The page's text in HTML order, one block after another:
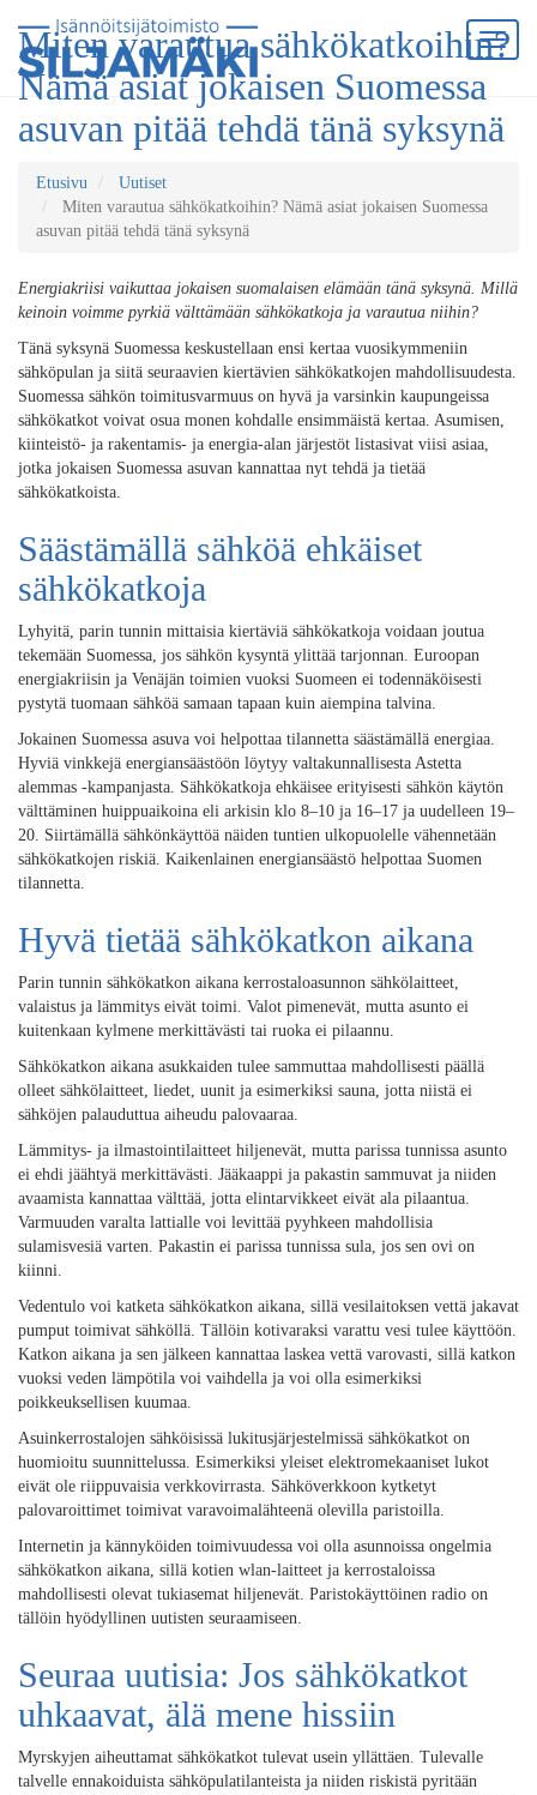
Miten varautua sähkökatkoihin?
Nämä asiat jokaisen Suomessa
asuvan pitää tehdä tänä syksynä
Etusivu
Uutiset
Miten varautua sähkökatkoihin? Nämä asiat jokaisen Suomessa
asuvan pitää tehdä tänä syksynä
Energiakriisi vaikuttaa jokaisen suomalaisen elämään tänä syksynä. Millä
keinoin voimme pyrkiä välttämään sähkökatkoja ja varautua niihin?
Tänä syksynä Suomessa keskustellaan ensi kertaa vuosikymmeniin
sähköpulan ja siitä seuraavien kiertävien sähkökatkojen mahdollisuudesta.
Suomessa sähkön toimitusvarmuus on hyvä ja varsinkin kaupungeissa
sähkökatkot voivat osua monen kohdalle ensimmäistä kertaa. Asumisen,
kiinteistö- ja rakentamis- ja energia-alan järjestöt listasivat viisi asiaa,
jotka jokaisen Suomessa asuvan kannattaa nyt tehdä ja tietää
sähkökatkoista.
Säästämällä sähköä ehkäiset
sähkökatkoja
Lyhyitä, parin tunnin mittaisia kiertäviä sähkökatkoja voidaan joutua
tekemään Suomessa, jos sähkön kysyntä ylittää tarjonnan. Euroopan
energiakriisin ja Venäjän toimien vuoksi Suomeen ei todennäköisesti
pystytä tuomaan sähköä samaan tapaan kuin aiempina talvina.
Jokainen Suomessa asuva voi helpottaa tilannetta säästämällä energiaa.
Hyviä vinkkejä energiansäästöön löytyy valtakunnallisesta Astetta
alemmas -kampanjasta. Sähkökatkoja ehkäisee erityisesti sähkön käytön
välttäminen huippuaikoina eli arkisin klo 8–10 ja 16–17 ja uudelleen 19–
20. Siirtämällä sähkönkäyttöä näiden tuntien ulkopuolelle vähennetään
sähkökatkojen riskiä. Kaikenlainen energiansäästö helpottaa Suomen
tilannetta.
Hyvä tietää sähkökatkon aikana
Parin tunnin sähkökatkon aikana kerrostaloasunnon sähkölaitteet,
valaistus ja lämmitys eivät toimi. Valot pimenevät, mutta asunto ei
kuitenkaan kylmene merkittävästi tai ruoka ei pilaannu.
Sähkökatkon aikana asukkaiden tulee sammuttaa mahdollisesti päällä
olleet sähkölaitteet, liedet, uunit ja esimerkiksi sauna, jotta niistä ei
sähköjen palauduttua aiheudu palovaaraa.
Lämmitys- ja ilmastointilaitteet hiljenevät, mutta parissa tunnissa asunto
ei ehdi jäähtyä merkittävästi. Jääkaappi ja pakastin sammuvat ja niiden
avaamista kannattaa välttää, jotta elintarvikkeet eivät ala pilaantua.
Varmuuden varalta lattialle voi levittää pyyhkeen mahdollisia
sulamisvesiä varten. Pakastin ei parissa tunnissa sula, jos sen ovi on
kiinni.
Vedentulo voi katketa sähkökatkon aikana, sillä vesilaitoksen vettä jakavat
pumput toimivat sähköllä. Tällöin kotivaraksi varattu vesi tulee käyttöön.
Katkon aikana ja sen jälkeen kannattaa laskea vettä varovasti, sillä katkon
vuoksi veden lämpötila voi vaihdella ja voi olla esimerkiksi
poikkeuksellisen kuumaa.
Asuinkerrostalojen sähköisissä lukitusjärjestelmissä sähkökatkot on
huomioitu suunnittelussa. Esimerkiksi yleiset elektromekaaniset lukot
eivät ole riippuvaisia verkkovirrasta. Sähköverkkoon kytketyt
palovaroittimet toimivat varavoimalähteenä olevilla paristoilla.
Internetin ja kännyköiden toimivuudessa voi olla asunnoissa ongelmia
sähkökatkon aikana, sillä kotien wlan-laitteet ja kerrostaloissa
mahdollisesti olevat tukiasemat hiljenevät. Paristokäyttöinen radio on
tällöin hyödyllinen uutisten seuraamiseen.
Seuraa uutisia: Jos sähkökatkot
uhkaavat, älä mene hissiin
Myrskyjen aiheuttamat sähkökatkot tulevat usein yllättäen. Tulevalle
talvelle ennakoiduista sähköpulatilanteista ja niiden riskistä pyritään